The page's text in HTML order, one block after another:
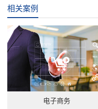
相关案例
电子商务